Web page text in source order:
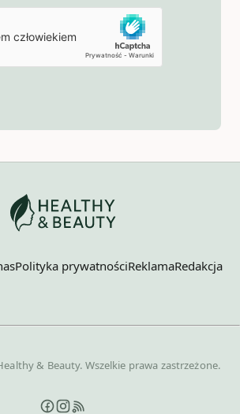
Polityka prywatnościReklamaRedakcja
& Beauty. Wszelkie prawa zastrzeżone.